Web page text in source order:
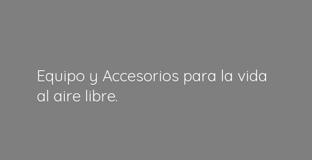
Equipo y Accesorios para la vida
al aire libre.